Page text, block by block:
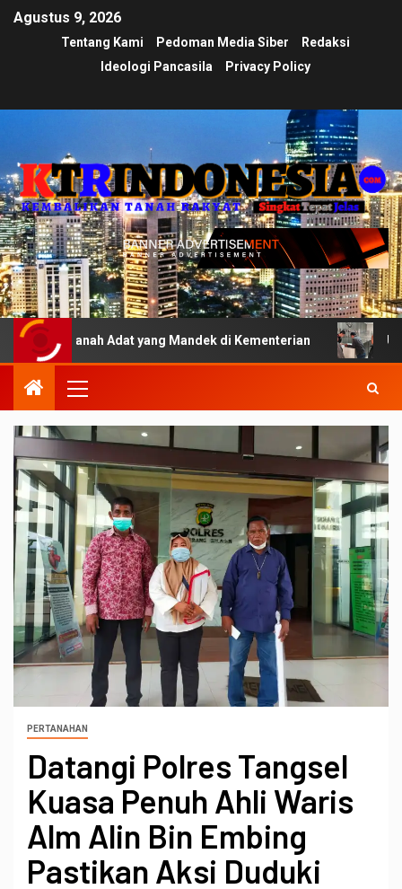
Agustus 9, 2026
Tentang Kami Pedoman Media Siber
Redaksi
Ideologi Pancasila
Privacy Policy
Adat yang Mandek di Kementerian Ujian
PERTANAHAN
Datangi Polres Tangsel
Kuasa Penuh Ahli Waris
Alm Alin Bin Embing
Pastikan Aksi Duduki